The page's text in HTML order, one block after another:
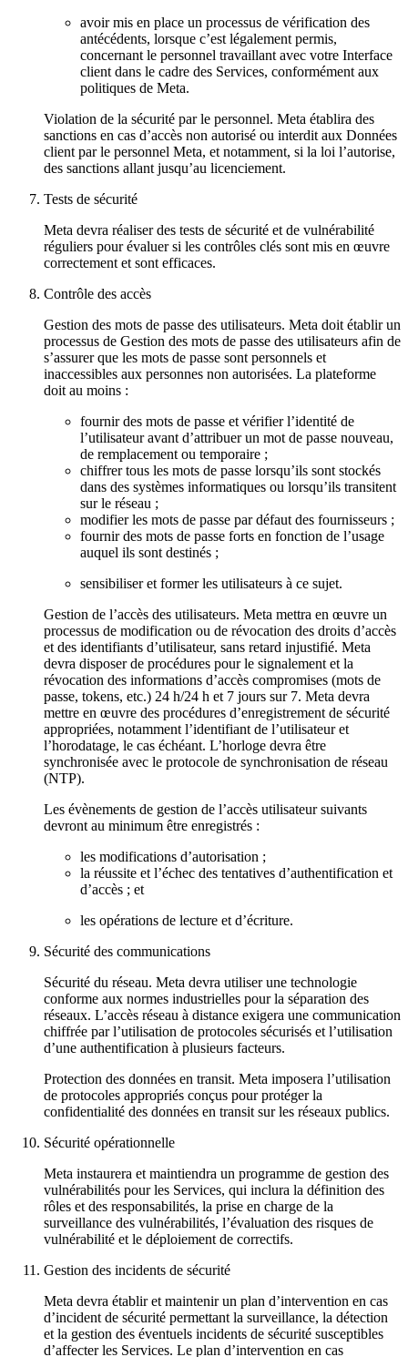
avoir mis en place un processus de vérification des
antécédents, lorsque c’est légalement permis,
concernant le personnel travaillant avec votre Interface
client dans le cadre des Services, conformément aux
politiques de Meta.
Violation de la sécurité par le personnel. Meta établira des
sanctions en cas d’accès non autorisé ou interdit aux Données
client par le personnel Meta, et notamment, si la loi l’autorise,
des sanctions allant jusqu’au licenciement.
Tests de sécurité
Meta devra réaliser des tests de sécurité et de vulnérabilité
réguliers pour évaluer si les contrôles clés sont mis en œuvre
correctement et sont efficaces.
Contrôle des accès
Gestion des mots de passe des utilisateurs. Meta doit établir un
processus de Gestion des mots de passe des utilisateurs afin de
s’assurer que les mots de passe sont personnels et
inaccessibles aux personnes non autorisées. La plateforme
doit au moins :
fournir des mots de passe et vérifier l’identité de
l’utilisateur avant d’attribuer un mot de passe nouveau,
de remplacement ou temporaire ;
chiffrer tous les mots de passe lorsqu’ils sont stockés
dans des systèmes informatiques ou lorsqu’ils transitent
sur le réseau ;
modifier les mots de passe par défaut des fournisseurs ;
fournir des mots de passe forts en fonction de l’usage
auquel ils sont destinés ;
sensibiliser et former les utilisateurs à ce sujet.
Gestion de l’accès des utilisateurs. Meta mettra en œuvre un
processus de modification ou de révocation des droits d’accès
et des identifiants d’utilisateur, sans retard injustifié. Meta
devra disposer de procédures pour le signalement et la
révocation des informations d’accès compromises (mots de
passe, tokens, etc.) 24 h/24 h et 7 jours sur 7. Meta devra
mettre en œuvre des procédures d’enregistrement de sécurité
appropriées, notamment l’identifiant de l’utilisateur et
l’horodatage, le cas échéant. L’horloge devra être
synchronisée avec le protocole de synchronisation de réseau
(NTP).
Les évènements de gestion de l’accès utilisateur suivants
devront au minimum être enregistrés :
les modifications d’autorisation ;
la réussite et l’échec des tentatives d’authentification et
d’accès ; et
les opérations de lecture et d’écriture.
Sécurité des communications
Sécurité du réseau. Meta devra utiliser une technologie
conforme aux normes industrielles pour la séparation des
réseaux. L’accès réseau à distance exigera une communication
chiffrée par l’utilisation de protocoles sécurisés et l’utilisation
d’une authentification à plusieurs facteurs.
Protection des données en transit. Meta imposera l’utilisation
de protocoles appropriés conçus pour protéger la
confidentialité des données en transit sur les réseaux publics.
Sécurité opérationnelle
Meta instaurera et maintiendra un programme de gestion des
vulnérabilités pour les Services, qui inclura la définition des
rôles et des responsabilités, la prise en charge de la
surveillance des vulnérabilités, l’évaluation des risques de
vulnérabilité et le déploiement de correctifs.
Gestion des incidents de sécurité
Meta devra établir et maintenir un plan d’intervention en cas
d’incident de sécurité permettant la surveillance, la détection
et la gestion des éventuels incidents de sécurité susceptibles
d’affecter les Services. Le plan d’intervention en cas